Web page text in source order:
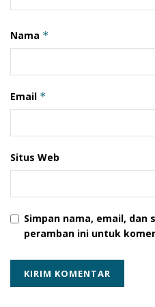
Menurutnya, survei bukan
tetapi untuk meningkatkan
“Sebab tsunami tidak
dapat dikurangi resikonya
Nama *
Email *
Situs Web
Simpan nama, email, dan
peramban ini untuk